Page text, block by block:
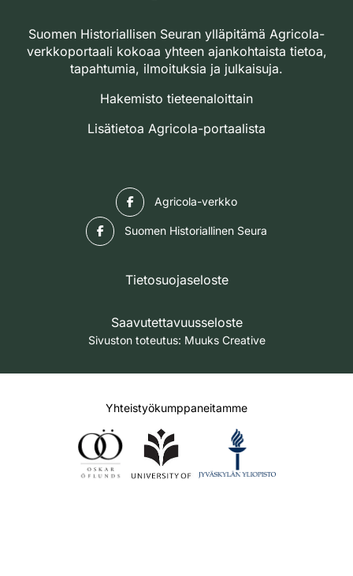
Suomen Historiallisen Seuran ylläpitämä Agricola-
verkkoportaali kokoaa yhteen ajankohtaista tietoa,
tapahtumia, ilmoituksia ja julkaisuja.
Hakemisto tieteenaloittain
Lisätietoa Agricola-portaalista
Agricola-verkko
Suomen Historiallinen Seura
Tietosuojaseloste
Saavutettavuusseloste
Sivuston toteutus: Muuks Creative
Yhteistyökumppaneitamme